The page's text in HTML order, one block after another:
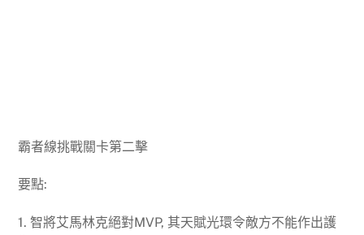
霸者線挑戰關卡第二擊
要點:
1. 智將艾馬林克絕對MVP, 其天賦光環令敵方不能作出護